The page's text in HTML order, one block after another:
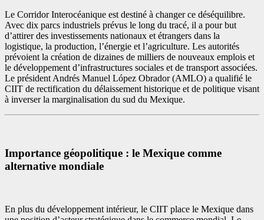
Le Corridor Interocéanique est destiné à changer ce déséquilibre.
Avec dix parcs industriels prévus le long du tracé, il a pour but
d’attirer des investissements nationaux et étrangers dans la
logistique, la production, l’énergie et l’agriculture. Les autorités
prévoient la création de dizaines de milliers de nouveaux emplois et
le développement d’infrastructures sociales et de transport associées.
Le président Andrés Manuel López Obrador (AMLO) a qualifié le
CIIT de rectification du délaissement historique et de politique visant
à inverser la marginalisation du sud du Mexique.
Importance géopolitique : le Mexique comme
alternative mondiale
En plus du développement intérieur, le CIIT place le Mexique dans